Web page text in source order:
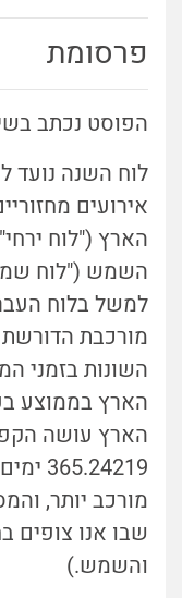
פרסומת
הפוסט נכתב
לוח השנה נועד
אירועים
הארץ ("לוח
השמש ("לוח
למשל בלוח
מורכבת
השונוּת בזמני
הארץ עושה
מורכב יותר,
שבו אנו צופים
והשמש.)